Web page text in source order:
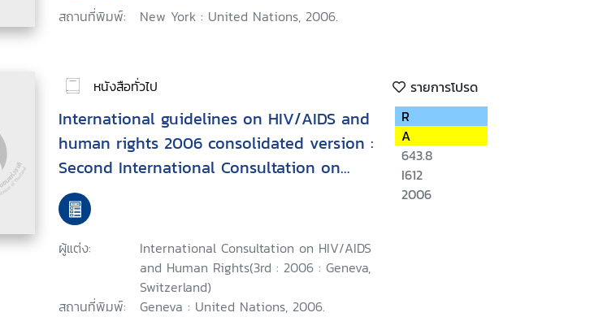
สถานที่พิมพ์: New York : United Nations, 2006.
หนังสือทั่วไป รายการโปรด
International guidelines on HIV/AIDS and
human rights 2006 consolidated version :
Second International Consultation on
HIV/AIDS and Human Rights, Geneva, 23-
25 September 1996, Third International
Consultation on HIV/AIDS and Human
Rights : Geneva, 25-26 July 2002
ผู้แต่ง:
International Consultation on HIV/AIDS
and Human Rights(3rd : 2006 : Geneva,
Switzerland)
สถานที่พิมพ์:
Geneva : United Nations, 2006.
R
A
643.8
I612
2006